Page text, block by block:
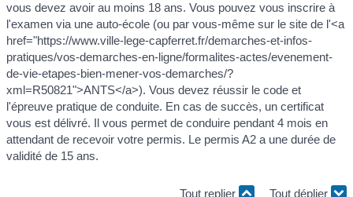
vous devez avoir au moins 18 ans. Vous pouvez vous inscrire à
l'examen via une auto-école (ou par vous-même sur le site de l'<a
href="https://www.ville-lege-capferret.fr/demarches-et-infos-
pratiques/vos-demarches-en-ligne/formalites-actes/evenement-
de-vie-etapes-bien-mener-vos-demarches/?
xml=R50821">ANTS</a>). Vous devez réussir le code et
l'épreuve pratique de conduite. En cas de succès, un certificat
vous est délivré. Il vous permet de conduire pendant 4 mois en
attendant de recevoir votre permis. Le permis A2 a une durée de
validité de 15 ans.
Tout replier Tout déplier